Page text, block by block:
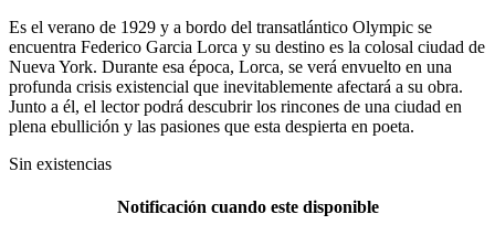
Es el verano de 1929 y a bordo del transatlántico Olympic se
encuentra Federico Garcia Lorca y su destino es la colosal ciudad de
Nueva York. Durante esa época, Lorca, se verá envuelto en una
profunda crisis existencial que inevitablemente afectará a su obra.
Junto a él, el lector podrá descubrir los rincones de una ciudad en
plena ebullición y las pasiones que esta despierta en poeta.
Sin existencias
Notificación cuando este disponible